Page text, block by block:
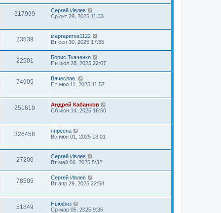
317999
Сергей Ивлев
Ср окт 29, 2025 11:33
23539
маргаритка1122
Вт сен 30, 2025 17:35
22501
Борис Ткаченко
Пн июл 28, 2025 22:07
74905
Вячеслав.
Пт июл 11, 2025 11:57
251619
Андрей Кабанков
Сб июн 14, 2025 16:50
326458
янреена
Вс июн 01, 2025 18:01
27206
Сергей Ивлев
Вт май 06, 2025 5:32
78505
Сергей Ивлев
Вт апр 29, 2025 22:58
51849
Ньюфиз
Ср мар 05, 2025 9:35